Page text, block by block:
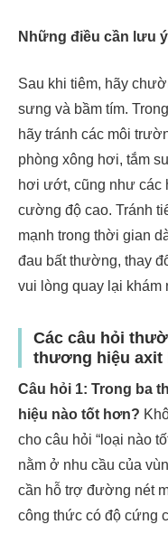
Những điều cần lưu
Sau khi tiêm, hãy
sưng và bầm tím.
hãy tránh các môi
phòng xông hơi, tắm
hơi ướt, cũng như các
cường độ cao. Tránh
mạnh trong thời gian
đau bất thường, thay
vui lòng quay lại khám
Các câu hỏi
thương hiệu axit
Câu hỏi 1: Trong ba
hiệu nào tốt hơn?
cho câu hỏi “loại nào
nằm ở nhu cầu của
cần hỗ trợ đường nét
công thức có độ cứng